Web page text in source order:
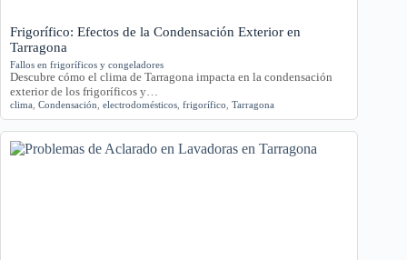
Frigorífico: Efectos de la Condensación Exterior en
Tarragona
Fallos en frigoríficos y congeladores
Descubre cómo el clima de Tarragona impacta en la condensación
exterior de los frigoríficos y…
clima Condensación electrodomésticos frigorífico Tarragona